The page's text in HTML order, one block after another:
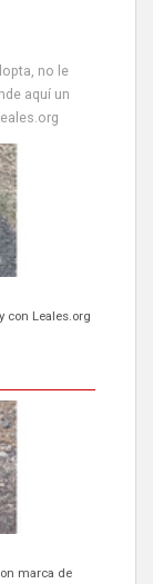
no le
aquí un
con Leales.org
marca de